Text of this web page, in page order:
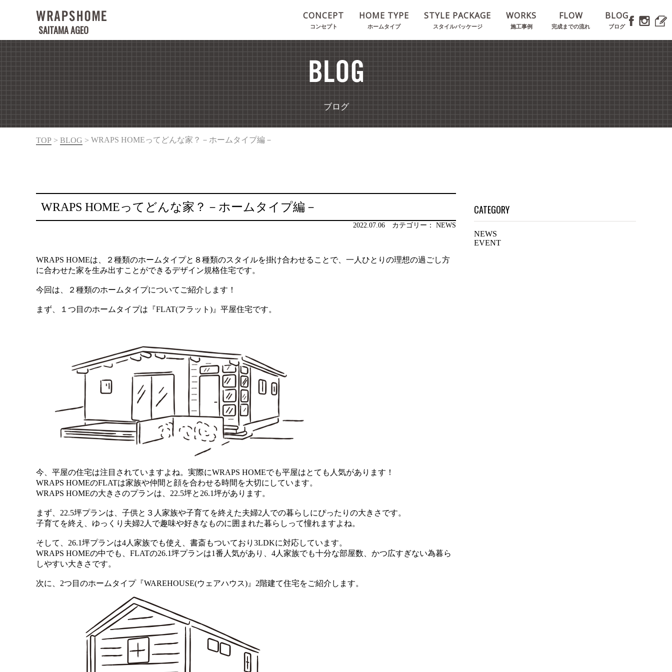
SAITAMA AGEO
CONCEPT
コンセプト
HOME TYPE
ホームタイプ
STYLE PACKAGE
スタイルパッケージ
WORKS
施工事例
FLOW
完成までの流れ
BLOG
ブログ
ブログ
TOP > BLOG > WRAPS HOMEってどんな家？－ホームタイプ編－
WRAPS HOMEってどんな家？－ホームタイプ編－
2022.07.06 カテゴリー： NEWS
WRAPS HOMEは、２種類のホームタイプと８種類のスタイルを掛け合わせることで、一人ひとりの理想の過ごし方
に合わせた家を生み出すことができるデザイン規格住宅です。
今回は、２種類のホームタイプについてご紹介します！
まず、１つ目のホームタイプは『FLAT(フラット)』平屋住宅です。
今、平屋の住宅は注目されていますよね。実際にWRAPS HOMEでも平屋はとても人気があります！
WRAPS HOMEのFLATは家族や仲間と顔を合わせる時間を大切にしています。
WRAPS HOMEの大きさのプランは、22.5坪と26.1坪があります。
まず、22.5坪プランは、子供と３人家族や子育てを終えた夫婦2人での暮らしにぴったりの大きさです。
子育てを終え、ゆっくり夫婦2人で趣味や好きなものに囲まれた暮らしって憧れますよね。
そして、26.1坪プランは4人家族でも使え、書斎もついており3LDKに対応しています。
WRAPS HOMEの中でも、FLATの26.1坪プランは1番人気があり、4人家族でも十分な部屋数、かつ広すぎない為暮ら
しやすい大きさです。
次に、2つ目のホームタイプ『WAREHOUSE(ウェアハウス)』2階建て住宅をご紹介します。
CATEGORY
NEWS
EVENT